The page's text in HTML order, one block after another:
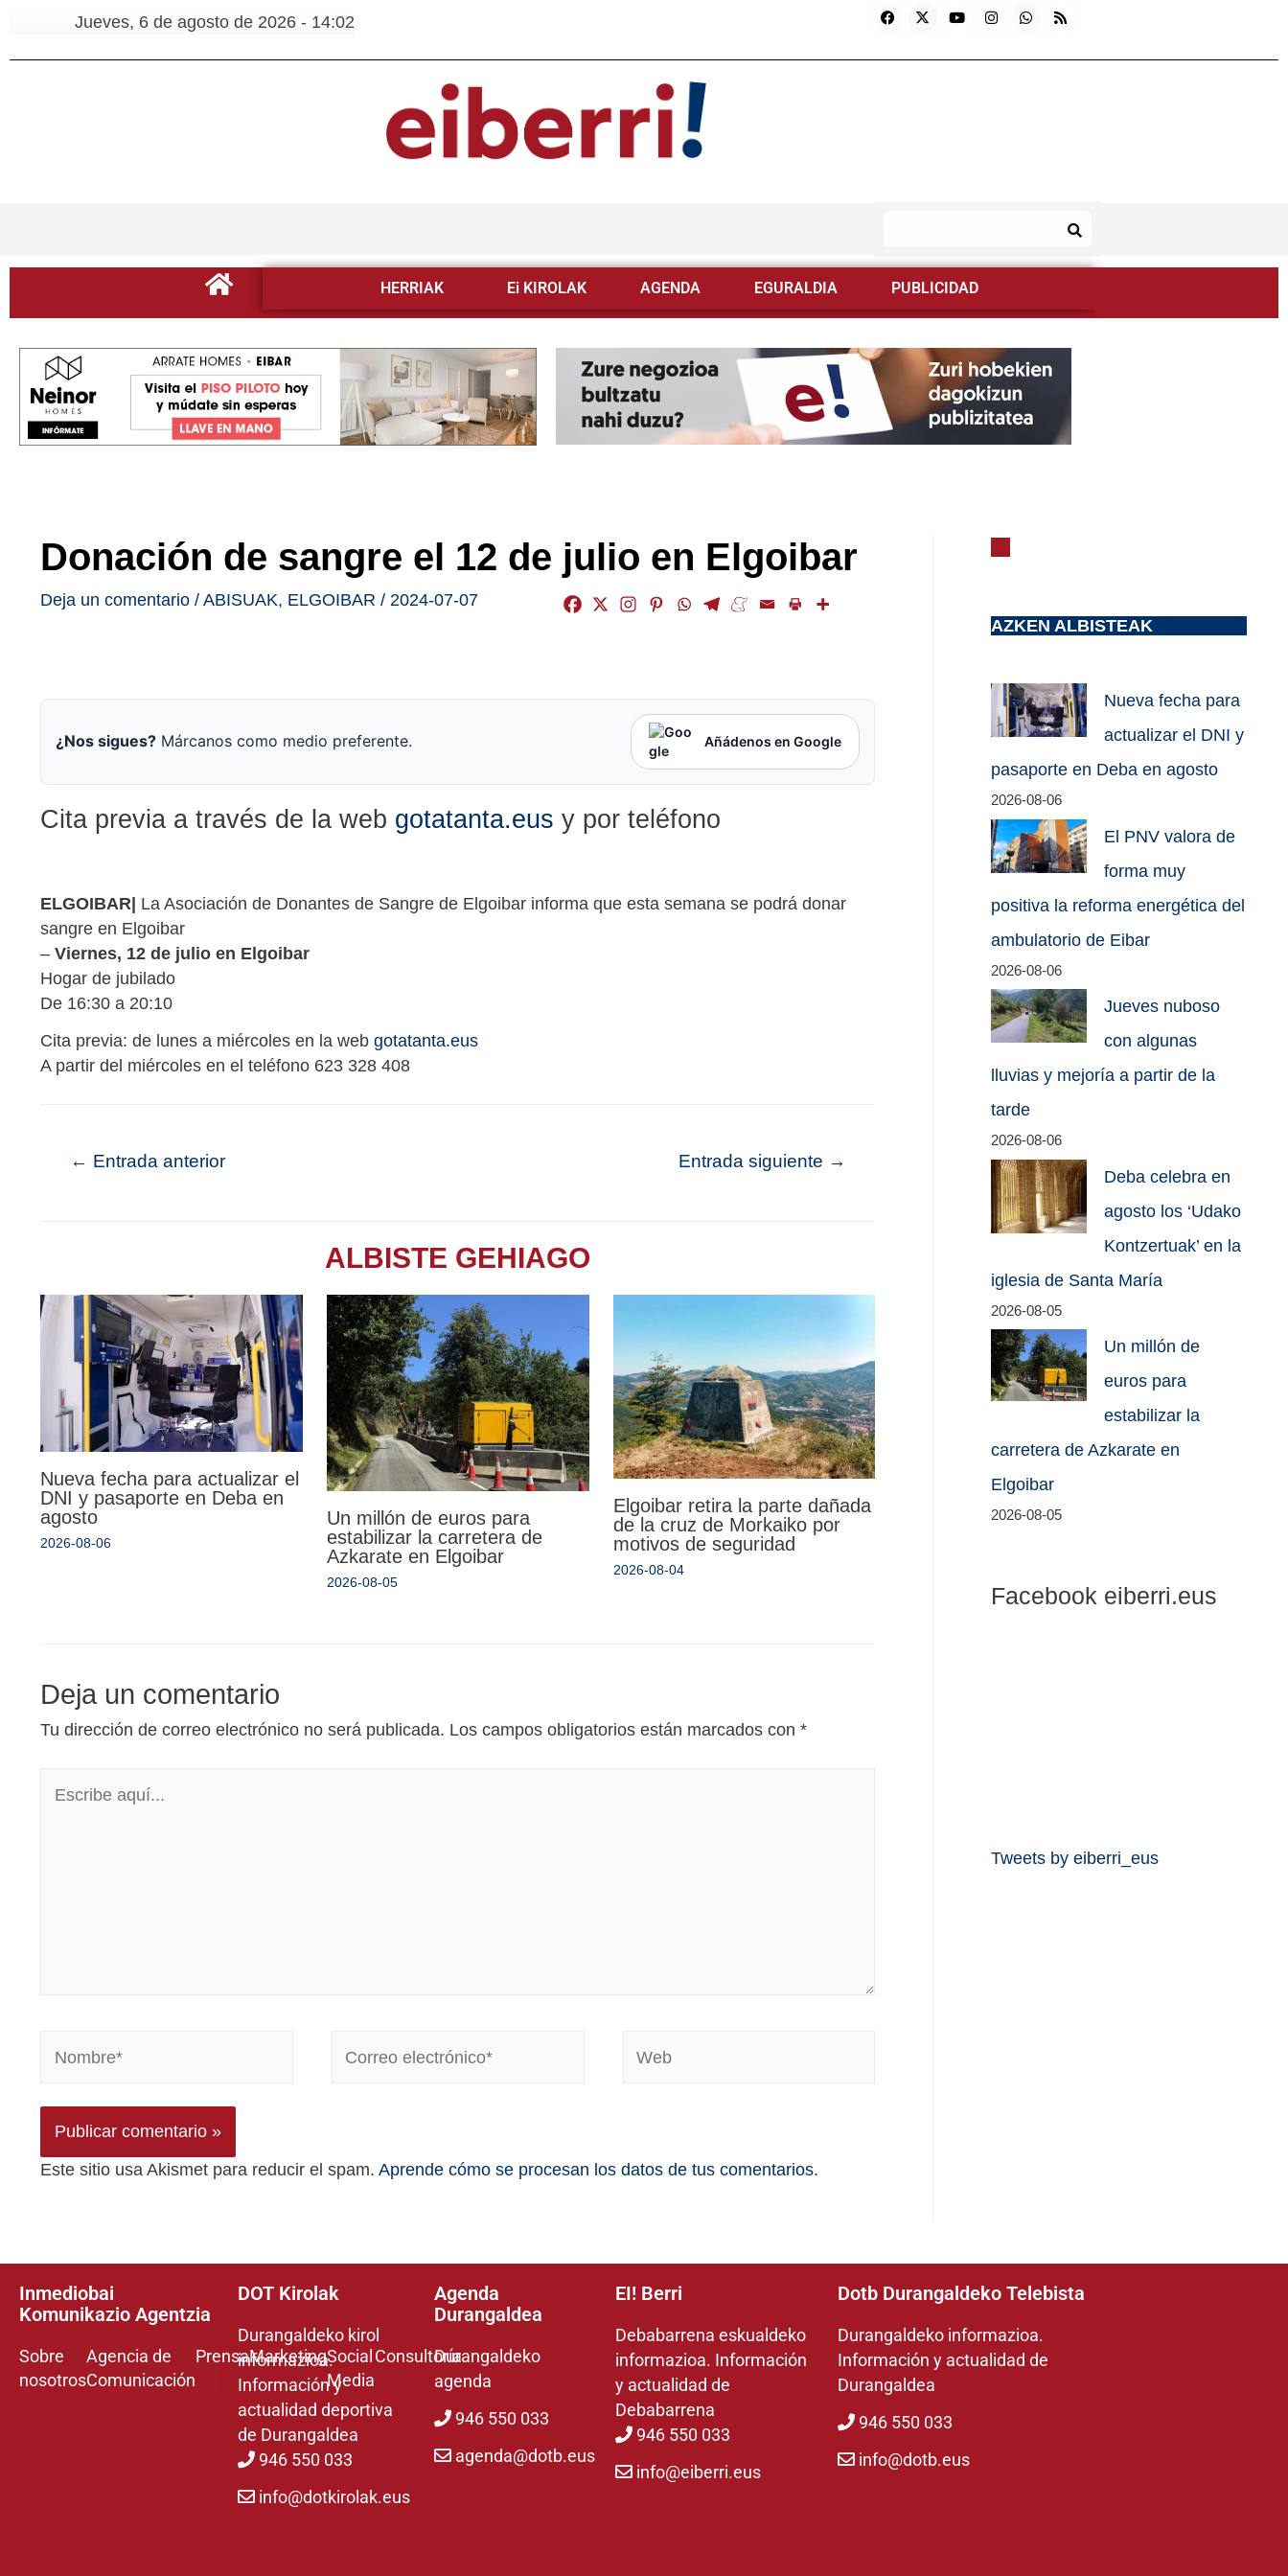
Jueves, 6 de agosto de 2026 - 14:02
HERRIAK Ei KIROLAK AGENDA EGURALDIA PUBLICIDAD
Donación de sangre el 12 de julio en Elgoibar
Deja un comentario / ABISUAK, ELGOIBAR / 2024-07-07
¿Nos sigues? Márcanos como medio preferente. Añádenos en Google
Cita previa a través de la web gotatanta.eus y por teléfono
ELGOIBAR| La Asociación de Donantes de Sangre de Elgoibar informa que esta semana se podrá donar
sangre en Elgoibar
– Viernes, 12 de julio en Elgoibar
Hogar de jubilado
De 16:30 a 20:10
Cita previa: de lunes a miércoles en la web gotatanta.eus
A partir del miércoles en el teléfono 623 328 408
← Entrada anterior Entrada siguiente →
ALBISTE GEHIAGO
Nueva fecha para actualizar el
DNI y pasaporte en Deba en
agosto
2026-08-06
Un millón de euros para
estabilizar la carretera de
Azkarate en Elgoibar
2026-08-05
Elgoibar retira la parte dañada
de la cruz de Morkaiko por
motivos de seguridad
2026-08-04
Deja un comentario
Tu dirección de correo electrónico no será publicada. Los campos obligatorios están marcados con *
Este sitio usa Akismet para reducir el spam. Aprende cómo se procesan los datos de tus comentarios.
AZKEN ALBISTEAK
Nueva fecha para
actualizar el DNI y
pasaporte en Deba en agosto
2026-08-06
El PNV valora de
forma muy
positiva la reforma energética del
ambulatorio de Eibar
2026-08-06
Jueves nuboso
con algunas
lluvias y mejoría a partir de la
tarde
2026-08-06
Deba celebra en
agosto los ‘Udako
Kontzertuak’ en la
iglesia de Santa María
2026-08-05
Un millón de
euros para
estabilizar la
carretera de Azkarate en
Elgoibar
2026-08-05
Facebook eiberri.eus
Tweets by eiberri_eus
Inmediobai
Komunikazio Agentzia
Sobre
nosotros
Agencia de
Comunicación
PrensaMarketingSocial
Media
Consultoría
DOT Kirolak
Durangaldeko kirol
informazioa.
Información y
actualidad deportiva
de Durangaldea
946 550 033
info@dotkirolak.eus
Agenda
Durangaldea
Durangaldeko
agenda
946 550 033
agenda@dotb.eus
EI! Berri
Debabarrena eskualdeko
informazioa. Información
y actualidad de
Debabarrena
946 550 033
info@eiberri.eus
Dotb Durangaldeko Telebista
Durangaldeko informazioa.
Información y actualidad de
Durangaldea
946 550 033
info@dotb.eus